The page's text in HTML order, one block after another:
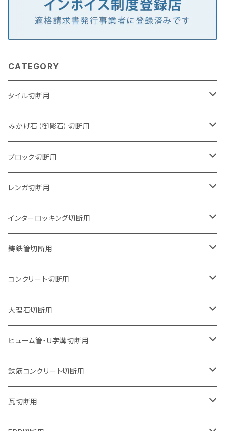
CATEGORY
タイル切断用
105mm（4インチ）
125mm（5インチ）
グラインダー取付用
石井超硬電動切断機 取付用
みかげ石（御影石）切断用
105mm（4インチ）
セグメントタイプ
セグメントタイプ（ビス穴付き
125mm（5インチ）
セグメントタイプ
セグメントタイプ（ビス穴付き
150mm（6インチ）
セグメントタイプ
180mm（7インチ）
セグメントタイプ
205mm（8インチ）
セグメントタイプ
230mm（9インチ）
セグメントタイプ
305mm（12インチ）
セグメント
セグメント（特殊凸凹加工チップ）
355mm（14インチ）
セグメント
セグメント（特殊凸凹加工チップ）
405mm（16インチ）
ブロック切断用
105mm（4インチ）
セグメントタイプ
ウェーブタイプ
125mm（5インチ）
セグメントタイプ
ウェーブタイプ
150mm（6インチ）
セグメントタイプ
ウェーブタイプ
180mm（7インチ）
セグメントタイプ
ウェーブタイプ
205mm（8インチ）
セグメントタイプ
ウェーブタイプ
230mm（9インチ）
セグメントタイプ
ウェーブタイプ
255mm（10インチ）
セグメントタイプ
305mm（12インチ）
レンガ切断用
105mm（4インチ）
セグメントタイプ
ウェーブタイプ
125mm（5インチ）
セグメントタイプ
ウェーブタイプ
150mm（6インチ）
セグメントタイプ
ウェーブタイプ
180mm（7インチ）
セグメントタイプ
ウェーブタイプ
205mm（8インチ）
セグメントタイプ
ウェーブタイプ
230mm（9インチ）
セグメントタイプ
ウェーブタイプ
255mm（10インチ）
インターロッキング切断用
105mm（4インチ）
セグメントタイプ
セグメントタイプ（ビス穴付き
125mm（5インチ）
セグメントタイプ
セグメントタイプ（ビス穴付き
150mm（6インチ）
セグメントタイプ
180mm（7インチ）
セグメントタイプ
205mm（8インチ）
セグメントタイプ
230mm（9インチ）
鋳鉄管切断用
105mm（4インチ）
セグメントタイプ
セグメントタイプ（ビス穴付き
125mm（5インチ）
セグメントタイプ
セグメントタイプ（ビス穴付き
150mm（6インチ）
セグメントタイプ
180mm（7インチ）
セグメントタイプ
205mm（8インチ）
コンクリート切断用
105mm（4インチ）
セグメントタイプ
ウェーブタイプ
125mm（5インチ）
セグメントタイプ
ウェーブタイプ
150mm（6インチ）
セグメントタイプ
ウェーブタイプ
180mm（7インチ）
大理石切断用
125mm（5インチ）
ヒューム管・U字溝切断用
105mm（4インチ）
セグメントタイプ
125mm（5インチ）
鉄筋コンクリート切断用
305mm（12インチ）
瓦切断用